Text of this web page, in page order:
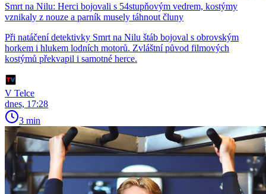
Smrt na Nilu: Herci bojovali s 54stupňovým vedrem, kostýmy
vznikaly z nouze a parník musely táhnout čluny
Při natáčení detektivky Smrt na Nilu štáb bojoval s obrovským
horkem i hlukem lodních motorů. Zvláštní původ filmových
kostýmů překvapil i samotné herce.
V Telce
dnes, 17:28
3 min